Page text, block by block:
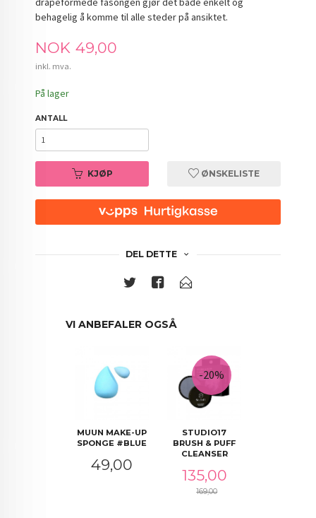
behagelig å komme til alle steder på ansiktet.
Pris
NOK 49,00
inkl. mva.
På lager
ANTALL
KJØP ØNSKELISTE
DEL DETTE
VI ANBEFALER OGSÅ
MUUN MAKE-UP
SPONGE #BLUE
Pris
49,00
STUDIO17
BRUSH & PUFF
CLEANSER
Tilbud
135,00
169,00
-20%